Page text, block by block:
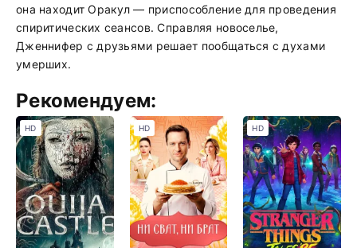
она находит Оракул — приспособление для проведения
спиритических сеансов. Справляя новоселье,
Дженнифер с друзьями решает пообщаться с духами
умерших.
Рекомендуем:
HD HD HD